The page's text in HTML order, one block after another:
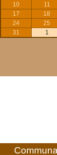
10
11
17
18
24
25
31
1